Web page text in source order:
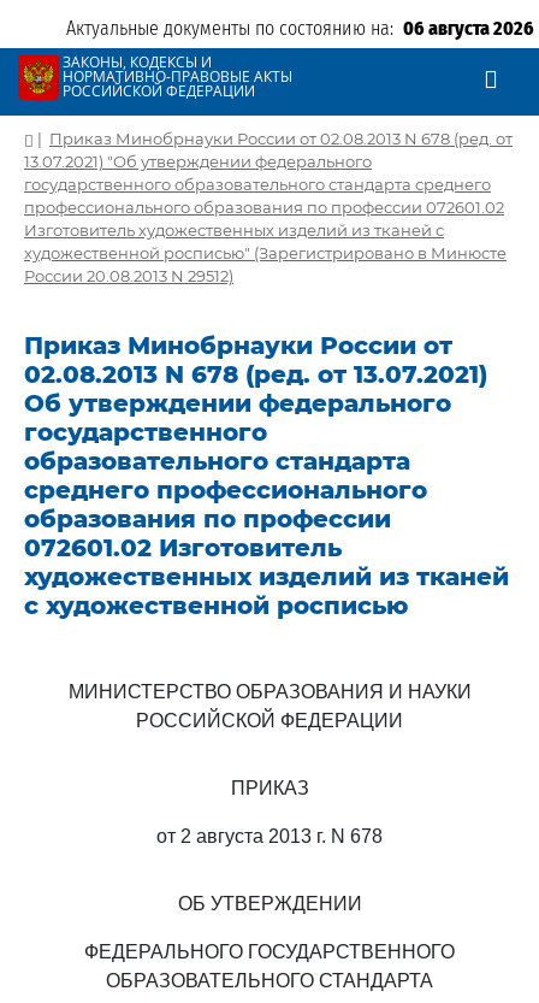
Актуальные документы по состоянию на: 06 августа 2026
ЗАКОНЫ, КОДЕКСЫ И
НОРМАТИВНО-ПРАВОВЫЕ АКТЫ
РОССИЙСКОЙ ФЕДЕРАЦИИ
| Приказ Минобрнауки России от 02.08.2013 N 678 (ред. от
13.07.2021) "Об утверждении федерального
государственного образовательного стандарта среднего
профессионального образования по профессии 072601.02
Изготовитель художественных изделий из тканей с
художественной росписью" (Зарегистрировано в Минюсте
России 20.08.2013 N 29512)
Приказ Минобрнауки России от
02.08.2013 N 678 (ред. от 13.07.2021)
Об утверждении федерального
государственного
образовательного стандарта
среднего профессионального
образования по профессии
072601.02 Изготовитель
художественных изделий из тканей
с художественной росписью
МИНИСТЕРСТВО ОБРАЗОВАНИЯ И НАУКИ
РОССИЙСКОЙ ФЕДЕРАЦИИ
ПРИКАЗ
от 2 августа 2013 г. N 678
ОБ УТВЕРЖДЕНИИ
ФЕДЕРАЛЬНОГО ГОСУДАРСТВЕННОГО
ОБРАЗОВАТЕЛЬНОГО СТАНДАРТА